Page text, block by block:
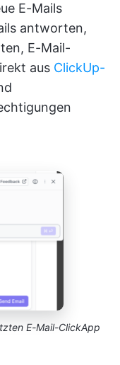
E-Mails
antworten,
E-Mail-
aus ClickUp-
E-Mail-ClickApp